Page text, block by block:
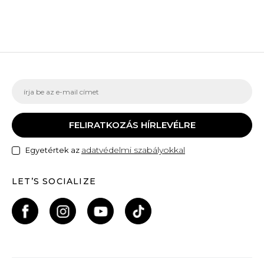
FELIRATKOZÁS HÍRLEVÉLRE
Egyetértek az adatvédelmi szabályokkal
LET’S SOCIALIZE